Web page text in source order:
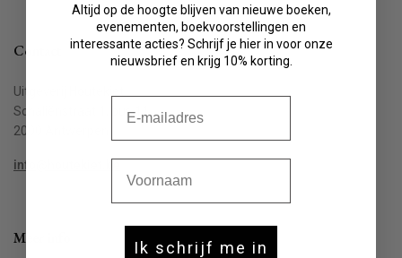
Contact
Uitgeverij Houtekiet
Schaliënstraat 1, bus 11
2000 Antwerpen
info@houtekiet.be
Meer info
Altijd op de hoogte blijven van nieuwe boeken,
evenementen, boekvoorstellingen en
interessante acties? Schrijf je hier in voor onze
nieuwsbrief en krijg 10% korting.
Ik schrijf me in